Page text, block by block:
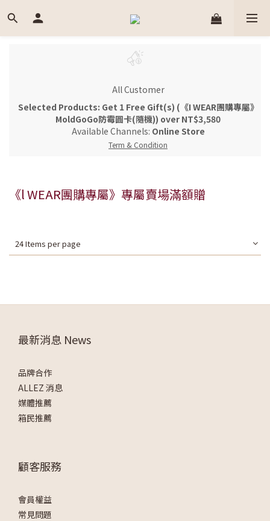
All Customer
Selected Products: Get 1 Free Gift(s) (《I WEAR團購專屬》
MoldGoGo防霉圓卡(隨機)) over NT$3,580
Available Channels: Online Store
Term & Condition
《l WEAR團購專屬》專屬賣場滿額贈
24 Items per page
最新消息 News
品牌合作
ALLEZ 消息
媒體推薦
箱民推薦
顧客服務
會員權益
常見問題